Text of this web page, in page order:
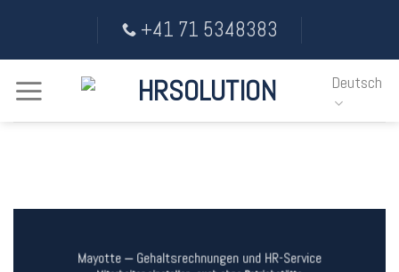
content
+41 71 5348383
Deutsch
Mayotte ‒ Gehaltsrechnungen und HR-Service